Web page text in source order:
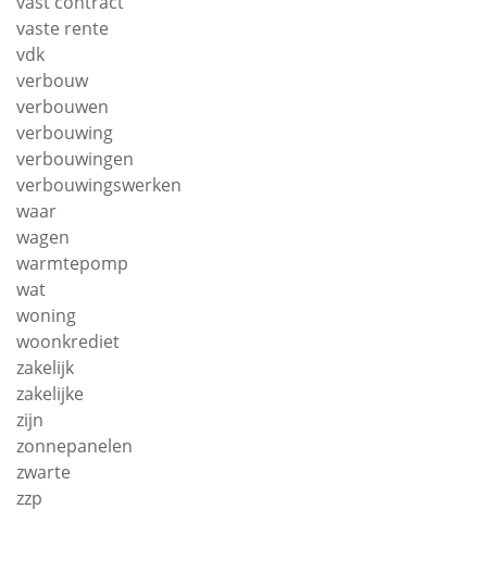
vaste rente
vdk
verbouw
verbouwen
verbouwing
verbouwingen
verbouwingswerken
waar
wagen
warmtepomp
wat
woning
woonkrediet
zakelijk
zakelijke
zijn
zonnepanelen
zwarte
zzp